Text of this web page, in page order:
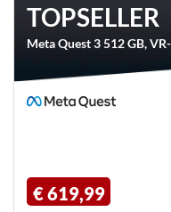
TOPSELLER
Meta Quest 3 512 GB,
€ 619,99